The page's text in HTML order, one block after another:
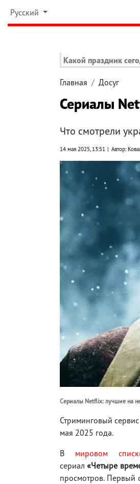
Русский
Какой праздник
Главная Досуг
Сериалы
Что смотрели
14 мая 2025, 13:51 Автор:
Сериалы Netflix: лучшие на
Стриминговый
мая 2025 года.
В мировом
сериал«Четыре
просмотров. Первый